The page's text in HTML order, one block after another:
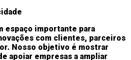
espaço importante para
com clientes, parceiros
Nosso objetivo é mostrar
apoiar empresas a ampliar